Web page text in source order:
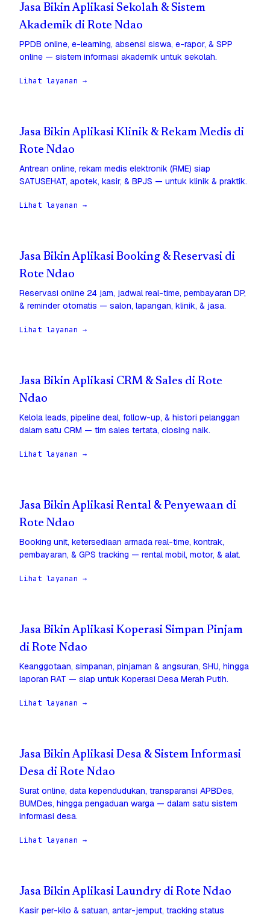
Jasa Bikin Aplikasi Sekolah & Sistem
Akademik di Rote Ndao
PPDB online, e-learning, absensi siswa, e-rapor, & SPP
online — sistem informasi akademik untuk sekolah.
Lihat layanan →
Jasa Bikin Aplikasi Klinik & Rekam Medis di
Rote Ndao
Antrean online, rekam medis elektronik (RME) siap
SATUSEHAT, apotek, kasir, & BPJS — untuk klinik & praktik.
Lihat layanan →
Jasa Bikin Aplikasi Booking & Reservasi di
Rote Ndao
Reservasi online 24 jam, jadwal real-time, pembayaran DP,
& reminder otomatis — salon, lapangan, klinik, & jasa.
Lihat layanan →
Jasa Bikin Aplikasi CRM & Sales di Rote
Ndao
Kelola leads, pipeline deal, follow-up, & histori pelanggan
dalam satu CRM — tim sales tertata, closing naik.
Lihat layanan →
Jasa Bikin Aplikasi Rental & Penyewaan di
Rote Ndao
Booking unit, ketersediaan armada real-time, kontrak,
pembayaran, & GPS tracking — rental mobil, motor, & alat.
Lihat layanan →
Jasa Bikin Aplikasi Koperasi Simpan Pinjam
di Rote Ndao
Keanggotaan, simpanan, pinjaman & angsuran, SHU, hingga
laporan RAT — siap untuk Koperasi Desa Merah Putih.
Lihat layanan →
Jasa Bikin Aplikasi Desa & Sistem Informasi
Desa di Rote Ndao
Surat online, data kependudukan, transparansi APBDes,
BUMDes, hingga pengaduan warga — dalam satu sistem
informasi desa.
Lihat layanan →
Jasa Bikin Aplikasi Laundry di Rote Ndao
Kasir per-kilo & satuan, antar-jemput, tracking status